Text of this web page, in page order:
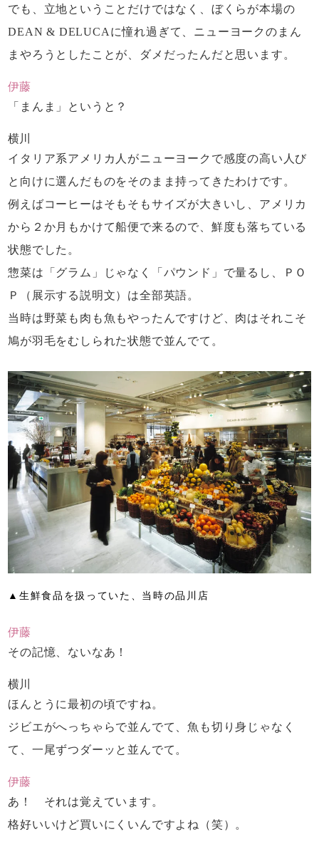
でも、立地ということだけではなく、 ぼくらが本場の
DEAN & DELUCAに憧れ過ぎて、 ニューヨークのまん
まやろうとしたことが、
ダメだったんだと思います。
伊藤
「まんま」というと？
横川
イタリア系アメリカ人がニューヨークで感度の高い人び
と向けに選んだものをそのまま持ってきたわけです。
例えばコーヒーはそもそもサイズが大きいし、 アメリカ
から２か月もかけて船便で来るので、 鮮度も落ちている
状態でした。
惣菜は「グラム」じゃなく「パウンド」で量るし、
ＰＯ
Ｐ（展示する説明文）は全部英語。
当時は野菜も肉も魚もやったんですけど、 肉はそれこそ
鳩が羽毛をむしられた状態で並んでて。
▲生鮮食品を扱っていた、当時の品川店
伊藤
その記憶、ないなあ！
横川
ほんとうに最初の頃ですね。
ジビエがへっちゃらで並んでて、魚も切り身じゃなく
て、 一尾ずつダーッと並んでて。
伊藤
あ！ それは覚えています。
格好いいけど買いにくいんですよね（笑）。